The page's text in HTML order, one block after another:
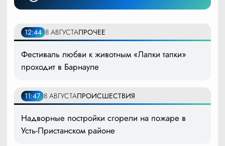
12:44 8 АВГУСТАПРОЧЕЕ
Фестиваль любви к животным «Лапки тапки»
проходит в Барнауле
11:47 8 АВГУСТАПРОИСШЕСТВИЯ
Надворные постройки сгорели на пожаре в
Усть-Пристанском районе